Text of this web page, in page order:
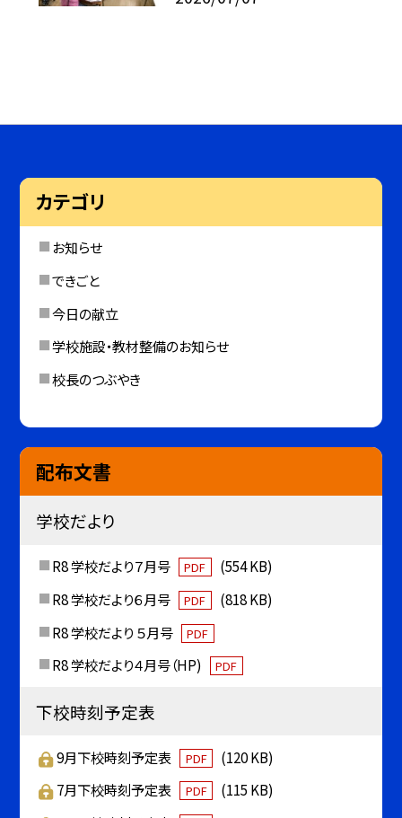
カテゴリ
お知らせ
できごと
今日の献立
学校施設・教材整備のお知らせ
校長のつぶやき
配布文書
学校だより
R8 学校だより７月号 PDF
(554 KB)
R8 学校だより６月号
PDF
(818 KB)
R8 学校だより ５月号
PDF
R8 学校だより４月号（HP) PDF
下校時刻予定表
9月下校時刻予定表 PDF
(120 KB)
7月下校時刻予定表
PDF
(115 KB)